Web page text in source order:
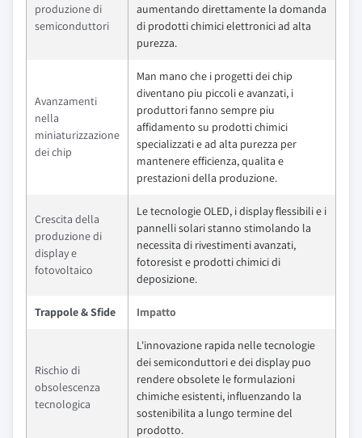
produzione di
semiconduttori
aumentando direttamente la domanda
di prodotti chimici elettronici ad alta
purezza.
Avanzamenti
nella
miniaturizzazione
dei chip
Man mano che i progetti dei chip
diventano piu piccoli e avanzati, i
produttori fanno sempre piu
affidamento su prodotti chimici
specializzati e ad alta purezza per
mantenere efficienza, qualita e
prestazioni della produzione.
Crescita della
produzione di
display e
fotovoltaico
Le tecnologie OLED, i display flessibili e i
pannelli solari stanno stimolando la
necessita di rivestimenti avanzati,
fotoresist e prodotti chimici di
deposizione.
Trappole & Sfide Impatto
Rischio di
obsolescenza
tecnologica
L'innovazione rapida nelle tecnologie
dei semiconduttori e dei display puo
rendere obsolete le formulazioni
chimiche esistenti, influenzando la
sostenibilita a lungo termine del
prodotto.